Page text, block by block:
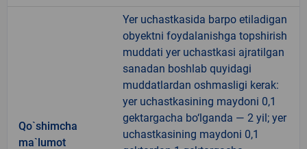
Qo`shimcha
ma`lumot
Yer uchastkasida barpo etiladigan
obyektni foydalanishga topshirish
muddati yer uchastkasi ajratilgan
sanadan boshlab quyidagi
muddatlardan oshmasligi kerak:
yer uchastkasining maydoni 0,1
gektargacha bo‘lganda — 2 yil; yer
uchastkasining maydoni 0,1